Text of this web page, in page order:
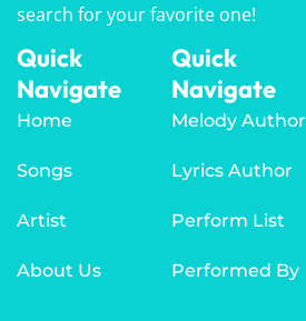
search for your favorite one!
Quick
Navigate
Home
Songs
Artist
About Us
Quick
Navigate
Melody Author
Lyrics Author
Perform List
Performed By